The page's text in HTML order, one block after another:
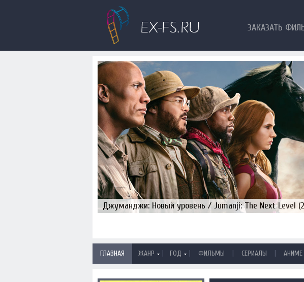
ЗАКАЗАТЬ
Джуманджи: Новый уровень / Jumanji: The Next Level
ГЛАВНАЯ ЖАНР | ГОД | ФИЛЬМЫ | СЕРИАЛЫ | АНИМЕ